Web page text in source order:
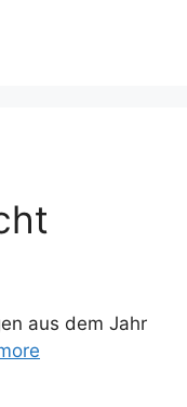
aus dem Jahr